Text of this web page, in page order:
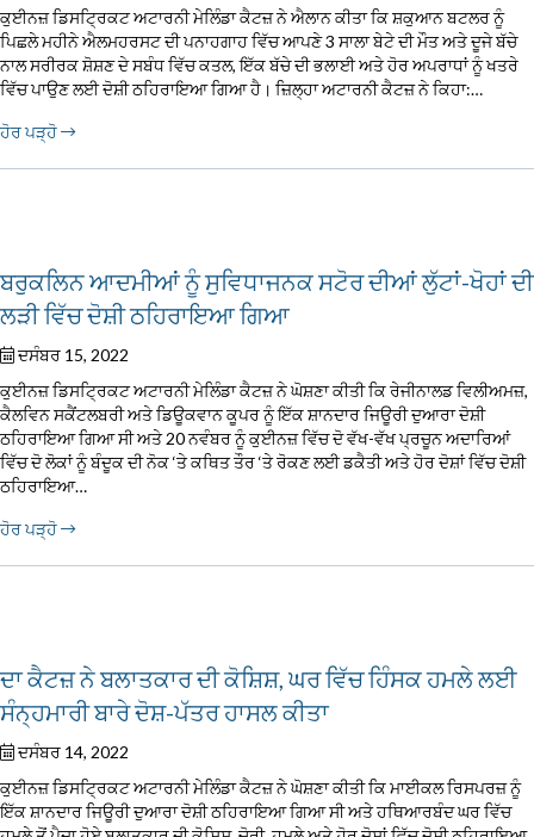
ਕੁਈਨਜ਼ ਡਿਸਟ੍ਰਿਕਟ ਅਟਾਰਨੀ ਮੇਲਿੰਡਾ ਕੈਟਜ਼ ਨੇ ਐਲਾਨ ਕੀਤਾ ਕਿ ਸ਼ਕੁਆਨ ਬਟਲਰ ਨੂੰ
ਪਿਛਲੇ ਮਹੀਨੇ ਐਲਮਹਰਸਟ ਦੀ ਪਨਾਹਗਾਹ ਵਿੱਚ ਆਪਣੇ 3 ਸਾਲਾ ਬੇਟੇ ਦੀ ਮੌਤ ਅਤੇ ਦੂਜੇ ਬੱਚੇ
ਨਾਲ ਸਰੀਰਕ ਸ਼ੋਸ਼ਣ ਦੇ ਸਬੰਧ ਵਿੱਚ ਕਤਲ, ਇੱਕ ਬੱਚੇ ਦੀ ਭਲਾਈ ਅਤੇ ਹੋਰ ਅਪਰਾਧਾਂ ਨੂੰ ਖਤਰੇ
ਵਿੱਚ ਪਾਉਣ ਲਈ ਦੋਸ਼ੀ ਠਹਿਰਾਇਆ ਗਿਆ ਹੈ। ਜ਼ਿਲ੍ਹਾ ਅਟਾਰਨੀ ਕੈਟਜ਼ ਨੇ ਕਿਹਾ:…
ਹੋਰ ਪੜ੍ਹੋ
ਬਰੁਕਲਿਨ ਆਦਮੀਆਂ ਨੂੰ ਸੁਵਿਧਾਜਨਕ ਸਟੋਰ ਦੀਆਂ ਲੁੱਟਾਂ-ਖੋਹਾਂ ਦੀ
ਲੜੀ ਵਿੱਚ ਦੋਸ਼ੀ ਠਹਿਰਾਇਆ ਗਿਆ
ਦਸੰਬਰ 15, 2022
ਕੁਈਨਜ਼ ਡਿਸਟ੍ਰਿਕਟ ਅਟਾਰਨੀ ਮੇਲਿੰਡਾ ਕੈਟਜ਼ ਨੇ ਘੋਸ਼ਣਾ ਕੀਤੀ ਕਿ ਰੇਜੀਨਾਲਡ ਵਿਲੀਅਮਜ਼,
ਕੈਲਵਿਨ ਸਕੈਂਟਲਬਰੀ ਅਤੇ ਡਿਊਕਵਾਨ ਕੂਪਰ ਨੂੰ ਇੱਕ ਸ਼ਾਨਦਾਰ ਜਿਊਰੀ ਦੁਆਰਾ ਦੋਸ਼ੀ
ਠਹਿਰਾਇਆ ਗਿਆ ਸੀ ਅਤੇ 20 ਨਵੰਬਰ ਨੂੰ ਕੁਈਨਜ਼ ਵਿੱਚ ਦੋ ਵੱਖ-ਵੱਖ ਪ੍ਰਚੂਨ ਅਦਾਰਿਆਂ
ਵਿੱਚ ਦੋ ਲੋਕਾਂ ਨੂੰ ਬੰਦੂਕ ਦੀ ਨੋਕ ‘ਤੇ ਕਥਿਤ ਤੌਰ ‘ਤੇ ਰੋਕਣ ਲਈ ਡਕੈਤੀ ਅਤੇ ਹੋਰ ਦੋਸ਼ਾਂ ਵਿੱਚ ਦੋਸ਼ੀ
ਠਹਿਰਾਇਆ…
ਹੋਰ ਪੜ੍ਹੋ
ਦਾ ਕੈਟਜ਼ ਨੇ ਬਲਾਤਕਾਰ ਦੀ ਕੋਸ਼ਿਸ਼, ਘਰ ਵਿੱਚ ਹਿੰਸਕ ਹਮਲੇ ਲਈ
ਸੰਨ੍ਹਮਾਰੀ ਬਾਰੇ ਦੋਸ਼-ਪੱਤਰ ਹਾਸਲ ਕੀਤਾ
ਦਸੰਬਰ 14, 2022
ਕੁਈਨਜ਼ ਡਿਸਟ੍ਰਿਕਟ ਅਟਾਰਨੀ ਮੇਲਿੰਡਾ ਕੈਟਜ਼ ਨੇ ਘੋਸ਼ਣਾ ਕੀਤੀ ਕਿ ਮਾਈਕਲ ਰਿਸਪਰਜ਼ ਨੂੰ
ਇੱਕ ਸ਼ਾਨਦਾਰ ਜਿਊਰੀ ਦੁਆਰਾ ਦੋਸ਼ੀ ਠਹਿਰਾਇਆ ਗਿਆ ਸੀ ਅਤੇ ਹਥਿਆਰਬੰਦ ਘਰ ਵਿੱਚ